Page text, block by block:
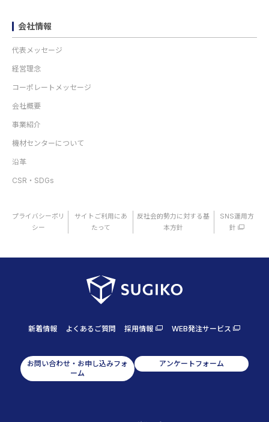
会社情報
代表メッセージ
経営理念
コーポレートメッセージ
会社概要
事業紹介
機材センターについて
沿革
CSR・SDGs
プライバシーポリ
シー
サイトご利用にあ
たって
反社会的勢力に対する基
本方針
SNS運用方
針
新着情報 よくあるご質問 採用情報 WEB発注サービス
お問い合わせ・お申し込みフォ
ーム
アンケートフォーム